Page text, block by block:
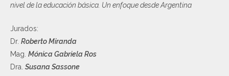
nivel de la educación básica. Un enfoque desde Argentina
Jurados:
Dr. Roberto Miranda
Mag. Mónica Gabriela Ros
Dra. Susana Sassone